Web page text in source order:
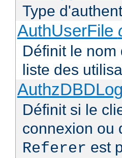
Type
AuthUserFile
Définit le
liste des
Définit si le
connexion ou
Referer est